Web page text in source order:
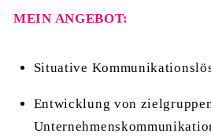
MEIN ANGEBOT:
Situative
Entwicklung von